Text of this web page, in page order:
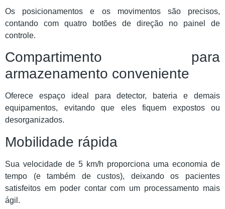
Os posicionamentos e os movimentos são precisos,
contando com quatro botões de direção no painel de
controle.
Compartimento para
armazenamento conveniente
Oferece espaço ideal para detector, bateria e demais
equipamentos, evitando que eles fiquem expostos ou
desorganizados.
Mobilidade rápida
Sua velocidade de 5 km/h proporciona uma economia de
tempo (e também de custos), deixando os pacientes
satisfeitos em poder contar com um processamento mais
ágil.